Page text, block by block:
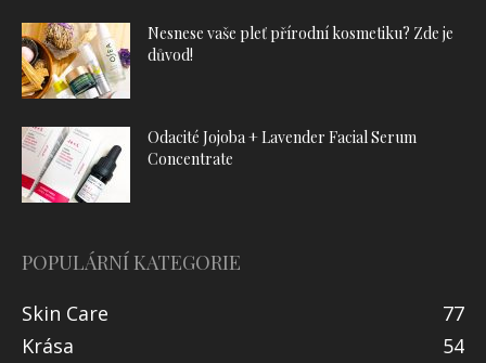
Nesnese vaše pleť přírodní kosmetiku? Zde je
důvod!
Odacité Jojoba + Lavender Facial Serum
Concentrate
POPULÁRNÍ KATEGORIE
Skin Care
77
Krása
54